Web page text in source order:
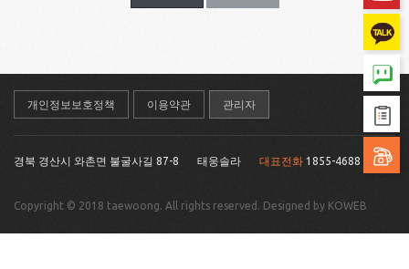
개인정보보호정책 이용약관 관리자
경북 경산시 와촌면 불굴사길 87-8 태웅솔라 대표전화 1855-4688
Copyright © 2018 taewoong. All rights reserved. Designed by KOWEB